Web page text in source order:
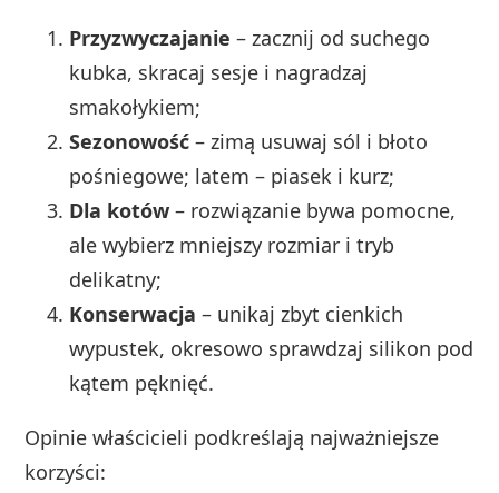
Przyzwyczajanie – zacznij od suchego
kubka, skracaj sesje i nagradzaj
smakołykiem;
Sezonowość – zimą usuwaj sól i błoto
pośniegowe; latem – piasek i kurz;
Dla kotów – rozwiązanie bywa pomocne,
ale wybierz mniejszy rozmiar i tryb
delikatny;
Konserwacja – unikaj zbyt cienkich
wypustek, okresowo sprawdzaj silikon pod
kątem pęknięć.
Opinie właścicieli podkreślają najważniejsze
korzyści: